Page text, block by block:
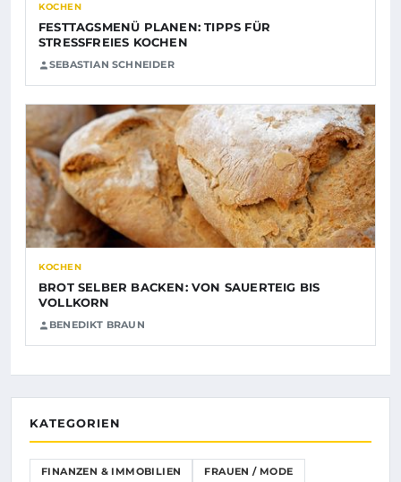
KOCHEN
FESTTAGSMENÜ PLANEN: TIPPS FÜR
STRESSFREIES KOCHEN
SEBASTIAN SCHNEIDER
KOCHEN
BROT SELBER BACKEN: VON SAUERTEIG BIS
VOLLKORN
BENEDIKT BRAUN
KATEGORIEN
FINANZEN & IMMOBILIEN FRAUEN / MODE